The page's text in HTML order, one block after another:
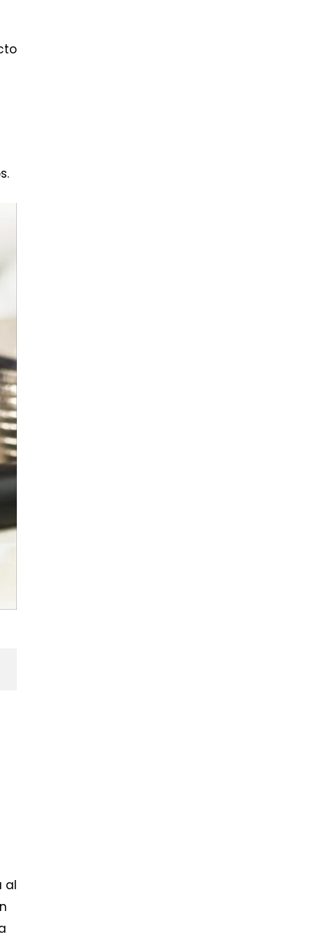
al